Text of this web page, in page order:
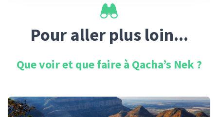
Pour aller plus loin...
Que voir et que faire à Qacha’s Nek?